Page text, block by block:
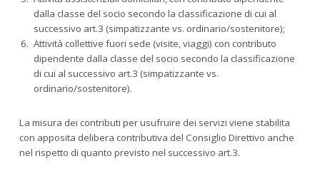
dalla classe del socio secondo la classificazione di cui al
successivo art.3 (simpatizzante vs. ordinario/sostenitore);
Attività collettive fuori sede (visite, viaggi) con contributo
dipendente dalla classe del socio secondo la classificazione
di cui al successivo art.3 (simpatizzante vs.
ordinario/sostenitore).
La misura dei contributi per usufruire dei servizi viene stabilita
con apposita delibera contributiva del Consiglio Direttivo anche
nel rispetto di quanto previsto nel successivo art.3.